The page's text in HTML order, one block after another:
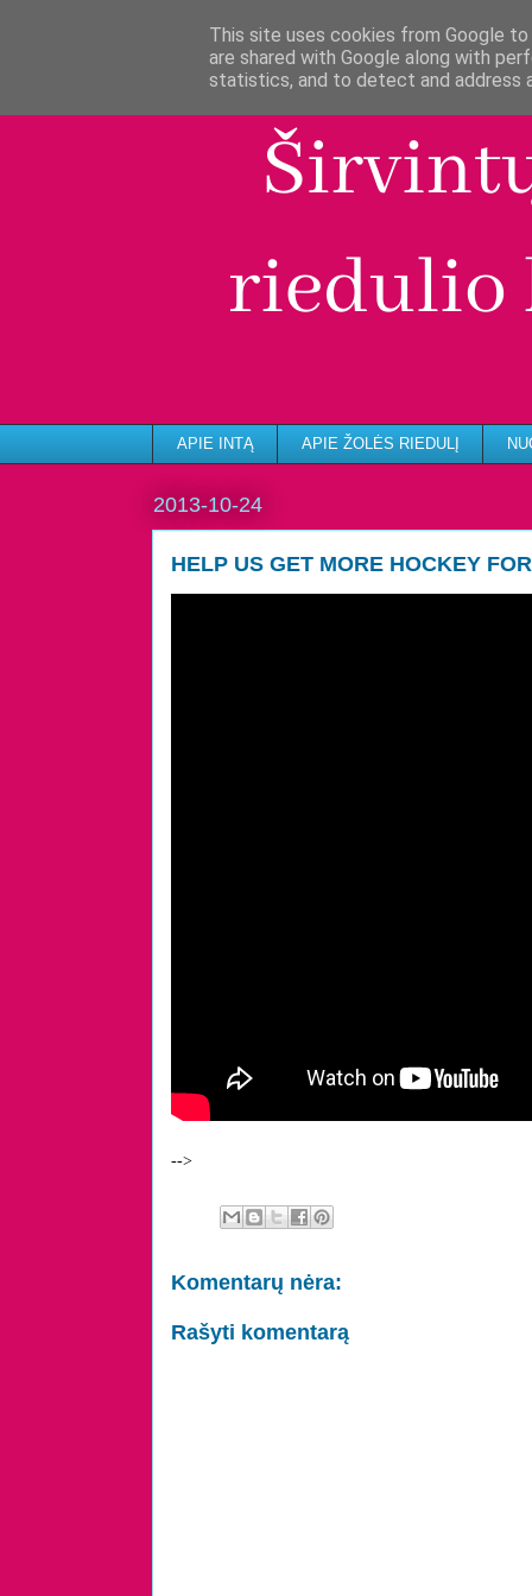
APIE INTĄ APIE ŽOLĖS RIEDULĮ
2013-10-24
HELP US GET MORE HOCKEY
-->
Komentarų nėra:
Rašyti komentarą
This site uses cookies from Google
are shared with Google along with
statistics, and to detect and address